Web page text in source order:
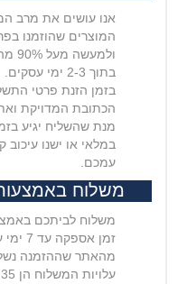
אנו עושים את מרב
המוצרים שהוזמנו
בתוך 2-3 ימי עסקים.
בזמן הזנת פרטי
הכתובת המדויקת
מנת שהשליח יגיע
במלאי או ישנו עיכוב
עמכם.
משלוח
משלוח לביתכם
זמן
מהאתר שההזמנה